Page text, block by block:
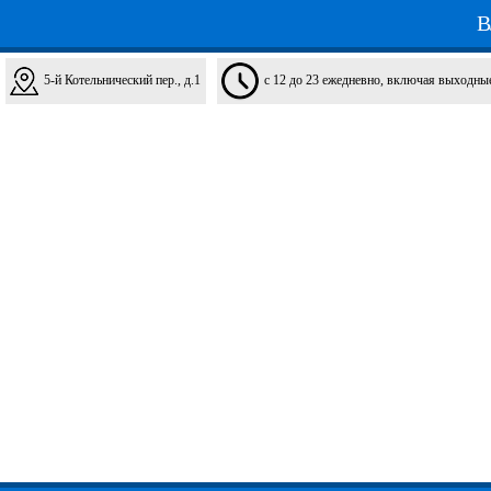
5-й Котельнический пер., д.1 с 12 до 23 ежедневно, включая